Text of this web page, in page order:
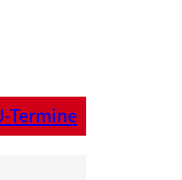
Termine